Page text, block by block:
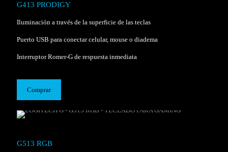
G413 PRODIGY
Iluminación a través de la superficie de las teclas
Puerto USB para conectar celular, mouse o diadema
Interruptor Romer-G de respuesta inmediata
Comprar
G513 RGB